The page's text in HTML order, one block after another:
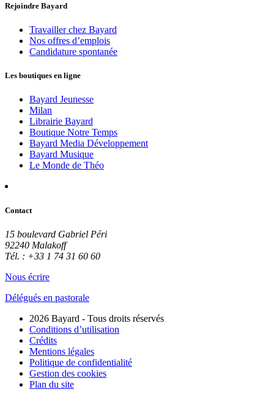
Rejoindre Bayard
Travailler chez Bayard
Nos offres d’emplois
Candidature spontanée
Les boutiques en ligne
Bayard Jeunesse
Milan
Librairie Bayard
Boutique Notre Temps
Bayard Media Développement
Bayard Musique
Le Monde de Théo
Contact
15 boulevard Gabriel Péri
92240 Malakoff
Tél. : +33 1 74 31 60 60
Nous écrire
Délégués en pastorale
2026 Bayard - Tous droits réservés
Conditions d’utilisation
Crédits
Mentions légales
Politique de confidentialité
Gestion des cookies
Plan du site